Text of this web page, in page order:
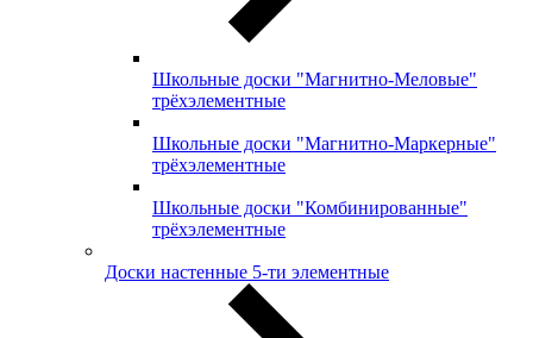
Школьные доски "Магнитно-Меловые"
трёхэлементные
Школьные доски "Магнитно-Маркерные"
трёхэлементные
Школьные доски "Комбинированные"
трёхэлементные
Доски настенные 5-ти элементные